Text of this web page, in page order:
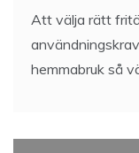
Att välja rätt
hemmabruk så